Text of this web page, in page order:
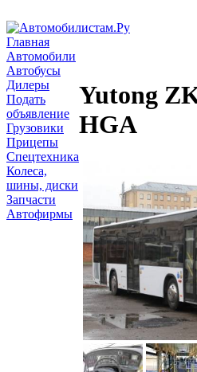
Главная
Автомобили
Автобусы
Дилеры
Подать
объявление
Грузовики
Прицепы
Спецтехника
Колеса,
шины, диски
Запчасти
Автофирмы
Yutong
HGA